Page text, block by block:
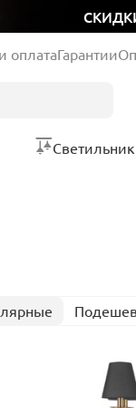
оплатаГарантии